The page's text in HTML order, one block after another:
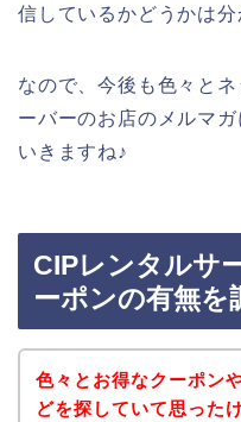
信しているかどうかは分
なので、今後も色々と
ーバーのお店のメルマ
いきますね♪
CIPレンタルサ
ーポンの有無を
色々とお得なクーポン
どを探していて思った